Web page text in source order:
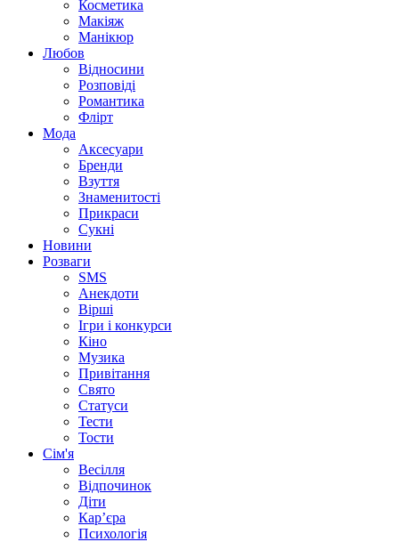
Косметика
Макіяж
Манікюр
Любов
Відносини
Розповіді
Романтика
Флірт
Мода
Аксесуари
Бренди
Взуття
Знаменитості
Прикраси
Сукні
Новини
Розваги
SMS
Анекдоти
Вірші
Ігри і конкурси
Кіно
Музика
Привітання
Свято
Статуси
Тести
Тости
Сім'я
Весілля
Відпочинок
Діти
Кар’єра
Психологія